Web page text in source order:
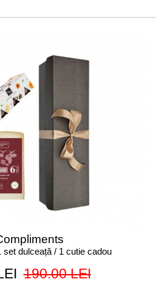
set dulceață / 1 cutie cadou
190.00 LEI